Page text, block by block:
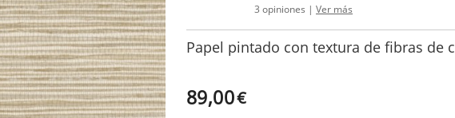
3 opiniones | Ver más
Papel pintado con textura de fibras de
89,00€